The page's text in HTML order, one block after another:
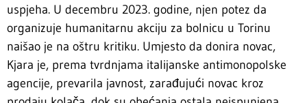
uspjeha. U decembru 2023. godine, njen potez da
organizuje humanitarnu akciju za bolnicu u Torinu
naišao je na oštru kritiku. Umjesto da donira novac,
Kjara je, prema tvrdnjama italijanske antimonopolske
agencije, prevarila javnost, zarađujući novac kroz